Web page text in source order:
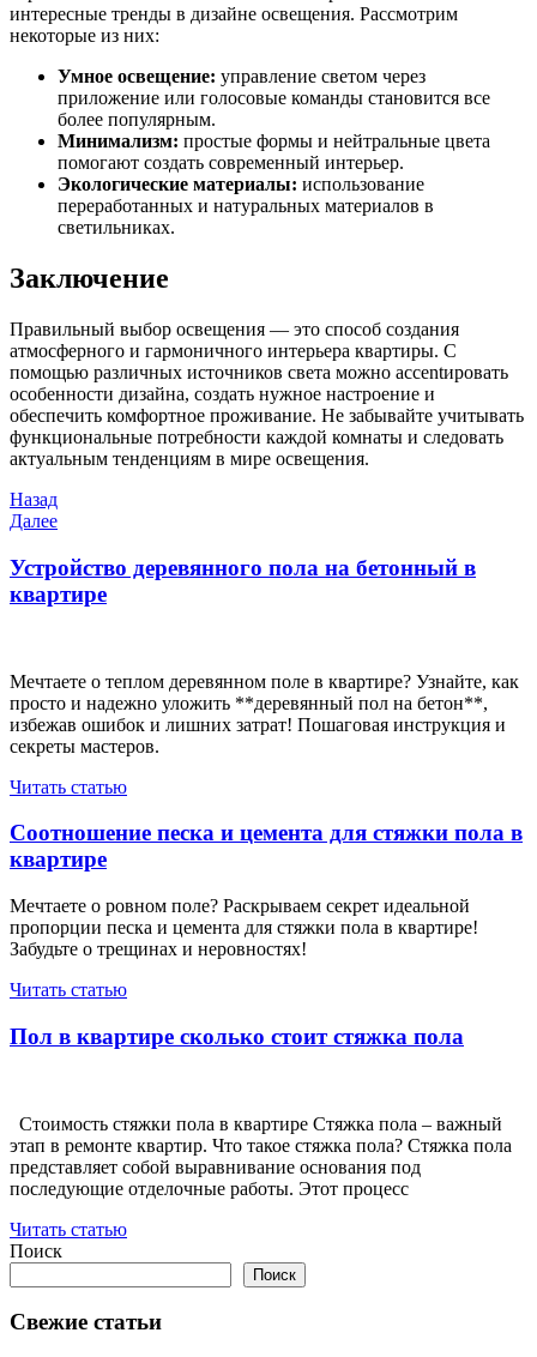
интересные тренды в дизайне освещения. Рассмотрим
некоторые из них:
Умное освещение: управление светом через
приложение или голосовые команды становится все
более популярным.
Минимализм: простые формы и нейтральные цвета
помогают создать современный интерьер.
Экологические материалы: использование
переработанных и натуральных материалов в
светильниках.
Заключение
Правильный выбор освещения — это способ создания
атмосферного и гармоничного интерьера квартиры. С
помощью различных источников света можно accentировать
особенности дизайна, создать нужное настроение и
обеспечить комфортное проживание. Не забывайте учитывать
функциональные потребности каждой комнаты и следовать
актуальным тенденциям в мире освещения.
Навигация
по
записям
Предыдущая
запись
Назад
Следующая
Далее
Устройство деревянного пола на бетонный в
квартире
Мечтаете о теплом деревянном поле в квартире? Узнайте, как
просто и надежно уложить **деревянный пол на бетон**,
избежав ошибок и лишних затрат! Пошаговая инструкция и
секреты мастеров.
Читать статью
Соотношение песка и цемента для стяжки пола в
квартире
Мечтаете о ровном поле? Раскрываем секрет идеальной
пропорции песка и цемента для стяжки пола в квартире!
Забудьте о трещинах и неровностях!
Читать статью
Пол в квартире сколько стоит стяжка пола
Стоимость стяжки пола в квартире Стяжка пола – важный
этап в ремонте квартир. Что такое стяжка пола? Стяжка пола
представляет собой выравнивание основания под
последующие отделочные работы. Этот процесс
Читать статью
Поиск
Поиск
Свежие статьи